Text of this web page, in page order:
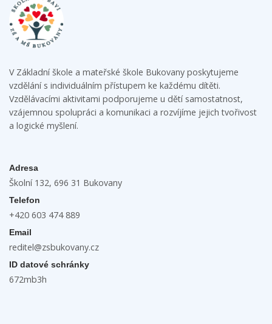
V Základní škole a mateřské škole Bukovany poskytujeme
vzdělání s individuálním přístupem ke každému dítěti.
Vzdělávacími aktivitami podporujeme u dětí samostatnost,
vzájemnou spolupráci a komunikaci a rozvíjíme jejich tvořivost
a logické myšlení.
Adresa
Školní 132, 696 31 Bukovany
Telefon
+420 603 474 889
Email
reditel@zsbukovany.cz
ID datové schránky
672mb3h